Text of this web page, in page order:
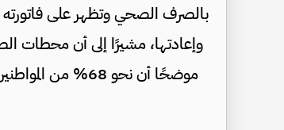
بالصرف الصحي وتظهر على فاتورته
وإعادتها، مشيرًا إلى أن محطات
موضحًا أن نحو